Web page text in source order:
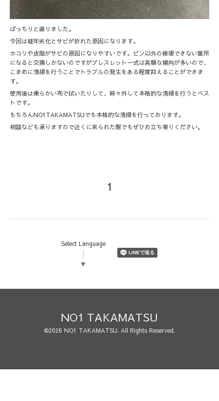
ばっちりと直りました。
今回は経年劣化とサビが折れた原因になります。
ホコリや皮脂がサビの原因になりやすいです。ピン以外の修理できない箇所
になると交換しかないのですがブレスレット一式は高額な傾向が多いので、
こまめに清掃を行うことでトラブルの発生をある程度抑えることができま
す。
使用後は柔らかい布で拭いたりして、時々外して本格的な清掃を行うとベス
トです。
もちろんNO1TAKAMATSUでも本格的な清掃を行っております。
相談なども承りますので近くに来られた際でもぜひお立ち寄りください。
1
Select Language
▼
NO1 TAKAMATSU
©2026 NO1 TAKAMATSU. All Rights Reserved.